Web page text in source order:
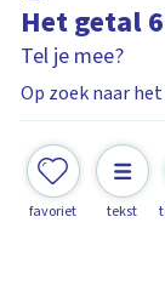
Het getal 6
Tel je mee?
Op zoek naar
favoriet tekst